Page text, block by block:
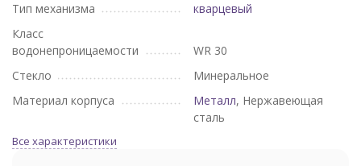
Тип механизма
кварцевый
Класс
водонепроницаемости
WR 30
Стекло
Минеральное
Материал корпуса
Металл, Нержавеющая
сталь
Все характеристики